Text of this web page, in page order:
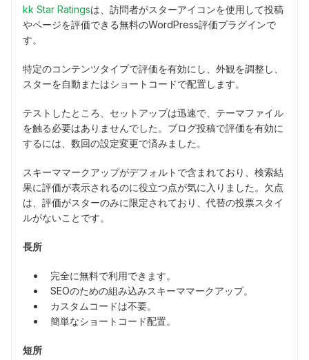
kk Star Ratingsは、訪問者がスターアイコンを使用して投稿
やページを評価できる無料のWordPress評価プラグインで
す。
特定のコンテンツタイプで評価を有効にし、外観を調整し、
スターを自動またはショートコードで配置します。
テストしたところ、セットアップは迅速で、テーマファイル
を触る必要はありませんでした。ブログ投稿で評価を有効に
するには、数回の設定変更で済みました。
スキーママークアップがデフォルトで含まれており、検索結
果に評価が表示されるのに役立つ点が気に入りました。欠点
は、評価がスターのみに限定されており、代替の投票スタイ
ルがないことです。
長所
完全に無料で利用できます。
SEOのための組み込みスキーママークアップ。
カスタムコードは不要。
簡単なショートコード配置。
短所